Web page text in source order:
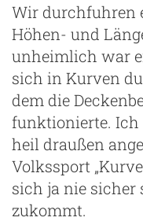
Wir durchfuhren
Höhen- und
unheimlich war
sich in Kurven
dem die
funktionierte.
heil draußen
Volkssport
sich ja nie sicher
zukommt.